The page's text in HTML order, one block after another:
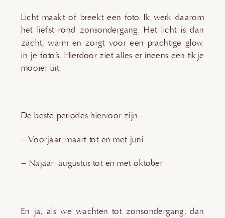
Licht maakt of breekt een foto. Ik werk daarom
het liefst rond zonsondergang. Het licht is dan
zacht, warm en zorgt voor een prachtige glow
in je foto’s. Hierdoor ziet alles er ineens een tikje
mooier uit.
De beste periodes hiervoor zijn:
– Voorjaar: maart tot en met juni
– Najaar: augustus tot en met oktober
En ja, als we wachten tot zonsondergang, dan